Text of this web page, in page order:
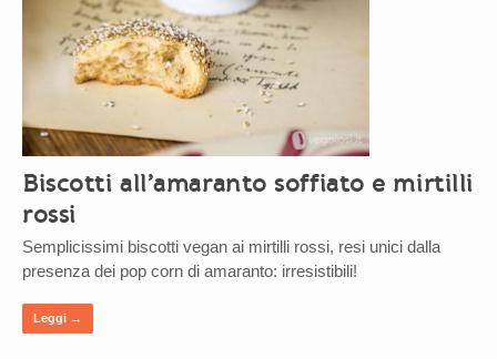
Biscotti all’amaranto soffiato e mirtilli
rossi
Semplicissimi biscotti vegan ai mirtilli rossi, resi unici dalla
presenza dei pop corn di amaranto: irresistibili!
Leggi →